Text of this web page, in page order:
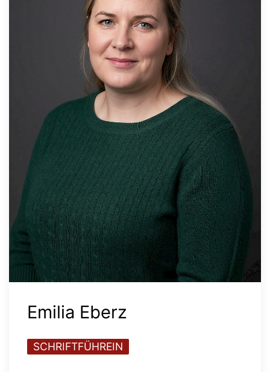
Emilia Eberz
SCHRIFTFÜHREIN